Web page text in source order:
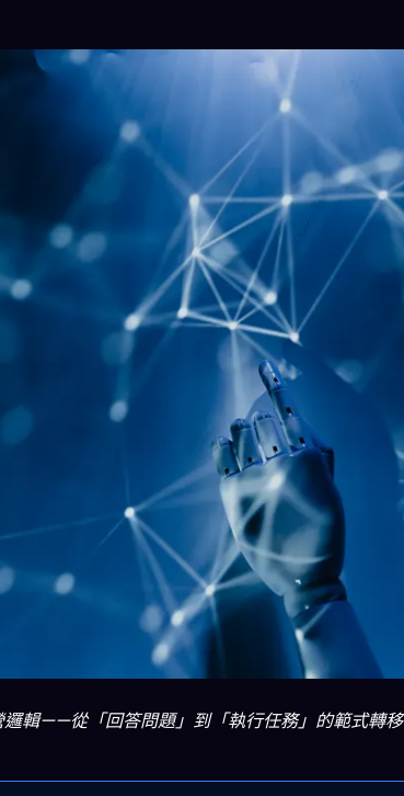
輯——從「回答問題」到「執行任務」的範式轉移
一鍵配搭